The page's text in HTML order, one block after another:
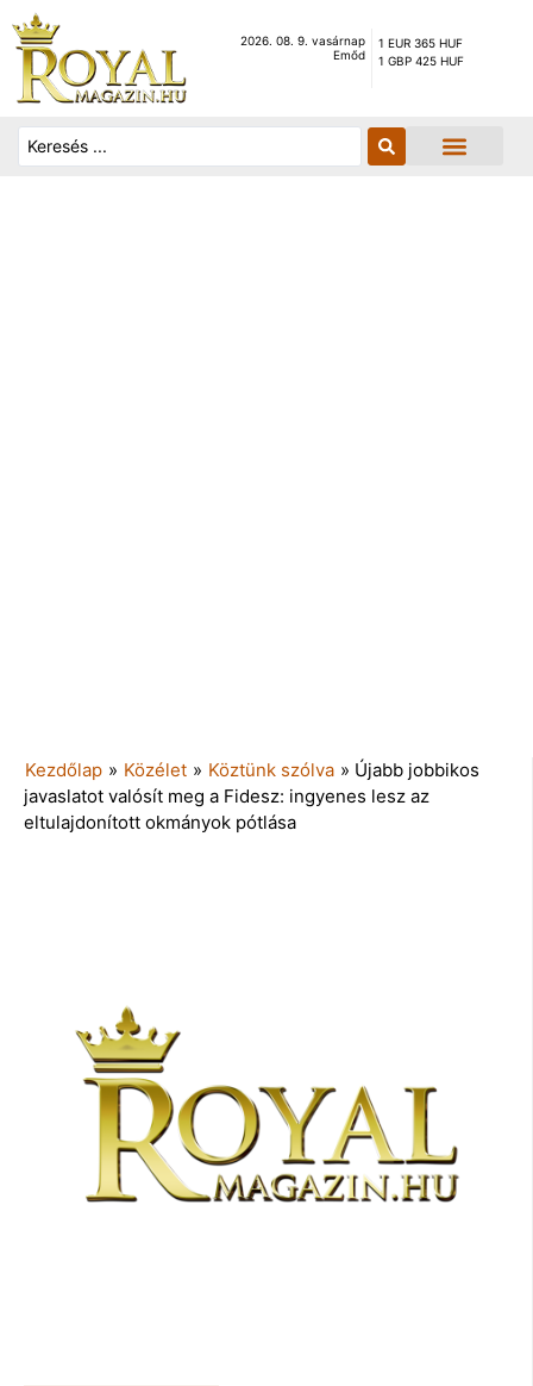
2026. 08. 9. vasárnap
Emőd
1 EUR 365 HUF
1 GBP 425 HUF
Kezdőlap » Közélet » Köztünk szólva » Újabb jobbikos
javaslatot valósít meg a Fidesz: ingyenes lesz az
eltulajdonított okmányok pótlása